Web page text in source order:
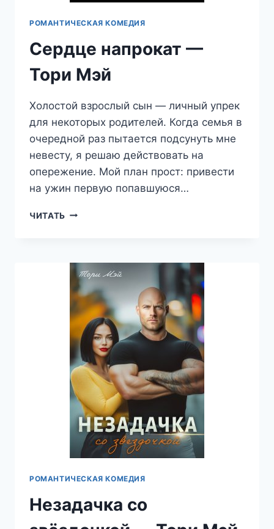
РОМАНТИЧЕСКАЯ КОМЕДИЯ
Сердце напрокат —
Тори Мэй
Холостой взрослый сын — личный упрек
для некоторых родителей. Когда семья в
очередной раз пытается подсунуть мне
невесту, я решаю действовать на
опережение. Мой план прост: привести
на ужин первую попавшуюся…
ЧИТАТЬ СЕРДЦЕ
МЭЙ
РОМАНТИЧЕСКАЯ КОМЕДИЯ
Незадачка со